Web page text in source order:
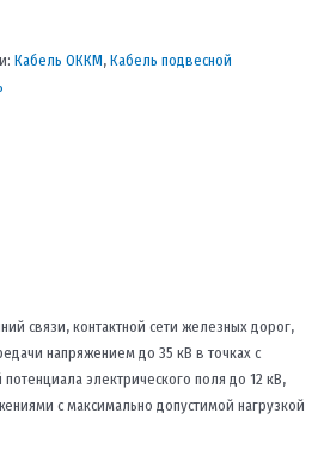
Кабель ОККМ,Кабель подвесной
связи, контактной сети железных дорог,
напряжением до 35 кВ в точках с
электрического поля до 12 кВ,
с максимально допустимой нагрузкой